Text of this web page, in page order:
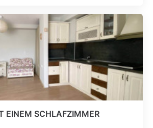
EINEM SCHLAFZIMMER